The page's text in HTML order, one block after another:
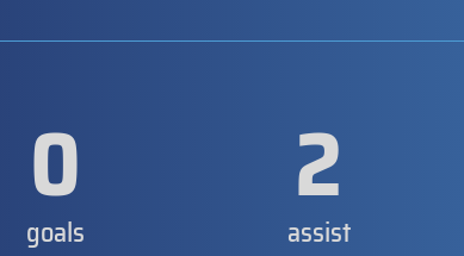
0
goals 2
assist